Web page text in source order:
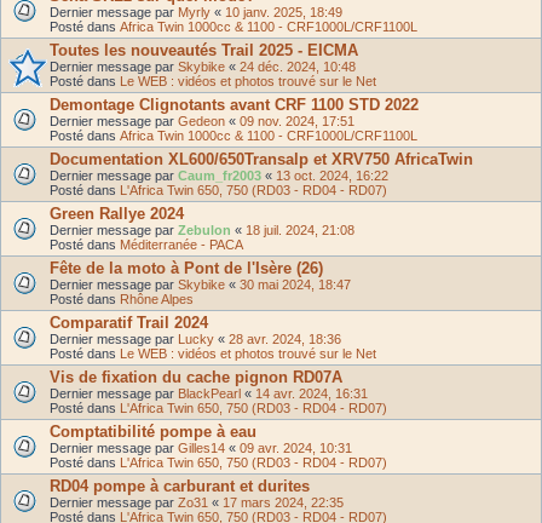
Dernier message par Myrly « 10 janv. 2025, 18:49
Posté dans Africa Twin 1000cc & 1100 - CRF1000L/CRF1100L
Toutes les nouveautés Trail 2025 - EICMA
Dernier message par Skybike « 24 déc. 2024, 10:48
Posté dans Le WEB : vidéos et photos trouvé sur le Net
Demontage Clignotants avant CRF 1100 STD 2022
Dernier message par Gedeon « 09 nov. 2024, 17:51
Posté dans Africa Twin 1000cc & 1100 - CRF1000L/CRF1100L
Documentation XL600/650Transalp et XRV750 AfricaTwin
Dernier message par Caum_fr2003 « 13 oct. 2024, 16:22
Posté dans L'Africa Twin 650, 750 (RD03 - RD04 - RD07)
Green Rallye 2024
Dernier message par Zebulon « 18 juil. 2024, 21:08
Posté dans Méditerranée - PACA
Fête de la moto à Pont de l'Isère (26)
Dernier message par Skybike « 30 mai 2024, 18:47
Posté dans Rhône Alpes
Comparatif Trail 2024
Dernier message par Lucky « 28 avr. 2024, 18:36
Posté dans Le WEB : vidéos et photos trouvé sur le Net
Vis de fixation du cache pignon RD07A
Dernier message par BlackPearl « 14 avr. 2024, 16:31
Posté dans L'Africa Twin 650, 750 (RD03 - RD04 - RD07)
Comptatibilité pompe à eau
Dernier message par Gilles14 « 09 avr. 2024, 10:31
Posté dans L'Africa Twin 650, 750 (RD03 - RD04 - RD07)
RD04 pompe à carburant et durites
Dernier message par Zo31 « 17 mars 2024, 22:35
Posté dans L'Africa Twin 650, 750 (RD03 - RD04 - RD07)